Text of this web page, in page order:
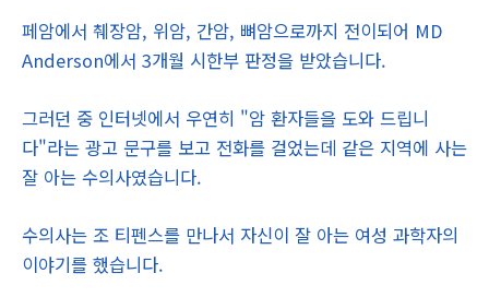
페암에서 췌장암, 위암, 간암, 뼈암으로까지 전이되어 MD
Anderson에서 3개월 시한부 판정을 받았습니다.
그러던 중 인터넷에서 우연히 "암 환자들을 도와 드립니
다"라는 광고 문구를 보고 전화를 걸었는데 같은 지역에 사는
잘 아는 수의사였습니다.
수의사는 조 티펜스를 만나서 자신이 잘 아는 여성 과학자의
이야기를 했습니다.